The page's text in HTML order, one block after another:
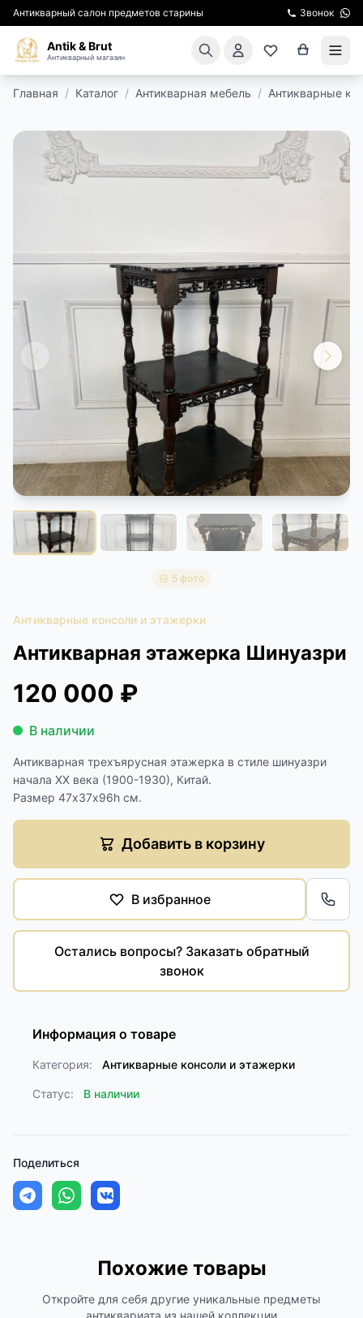
Антикварный салон предметов старины Звонок
Antik & Brut
Антикварный магазин
АРЕНДА МЕБЕЛИ
ПОДАРКИ
ЭКСКУРСИИ
РЕСТАВРАЦИЯ
КУРСЫ ПО РЕСТАВРАЦИИ
КОНТАКТЫ
ДОСТАВКА И ОПЛАТА
Главная / Каталог / Антикварная мебель / Антикварные
5 фото
Антикварные консоли и этажерки
Антикварная этажерка Шинуазри
120 000 ₽
В наличии
Антикварная трехъярусная этажерка в стиле шинуазри
начала XX века (1900-1930), Китай.
Размер 47х37х96h см.
Добавить в корзину
В избранное
Остались вопросы? Заказать обратный
звонок
Информация о товаре
Категория: Антикварные консоли и этажерки
Статус: В наличии
Поделиться
Похожие товары
Откройте для себя другие уникальные предметы
антиквариата из нашей коллекции